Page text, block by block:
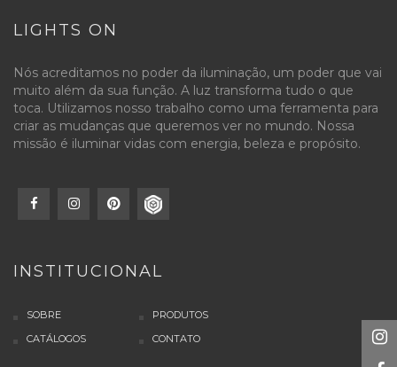
LIGHTS ON
Nós acreditamos no poder da iluminação, um poder que vai
muito além da sua função. A luz transforma tudo o que
toca. Utilizamos nosso trabalho como uma ferramenta para
criar as mudanças que queremos ver no mundo. Nossa
missão é iluminar vidas com energia, beleza e propósito.
INSTITUCIONAL
SOBRE
PRODUTOS
CATÁLOGOS
CONTATO